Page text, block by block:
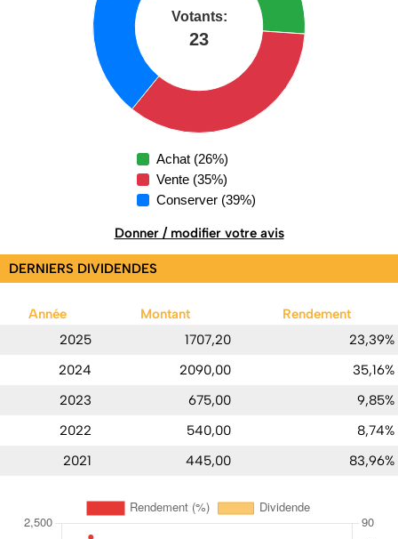
DERNIERS DIVIDENDES
Année Montant
Rendement
2025
1707,20
23,39%
2024
2090,00
35,16%
2023
675,00
9,85%
2022
540,00
8,74%
2021
445,00 83,96%
Achat (26%)
Vente (35%)
Conserver (39%)
Donner / modifier votre avis